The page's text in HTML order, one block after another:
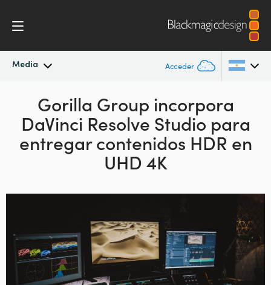
Media Acceder
Novedades
Archivo
Argentina
Australia
Austria
Denmark
Finland
Gorilla Group incorpora
DaVinci Resolve Studio para
entregar contenidos HDR en
UHD 4K